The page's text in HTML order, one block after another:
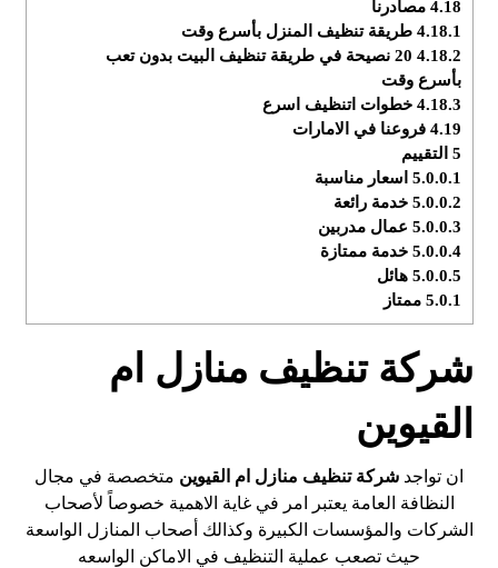
4.18 مصادرنا
4.18.1 طريقة تنظيف المنزل بأسرع وقت
4.18.2
20 نصيحة في طريقة تنظيف البيت بدون تعب
بأسرع وقت
4.18.3 خطوات اتنظيف اسرع
4.19 فروعنا في الامارات
5 التقييم
5.0.0.1 اسعار مناسبة
5.0.0.2 خدمة رائعة
5.0.0.3 عمال مدربين
5.0.0.4 خدمة ممتازة
5.0.0.5 هائل
5.0.1 ممتاز
شركة تنظيف منازل ام
القيوين
ان تواجد شركة تنظيف منازل ام القيوين متخصصة في مجال
النظافة العامة يعتبر امر في غاية الاهمية خصوصاً لأصحاب
الشركات والمؤسسات الكبيرة وكذالك أصحاب المنازل الواسعة
حيث تصعب عملية التنظيف في الاماكن الواسعه